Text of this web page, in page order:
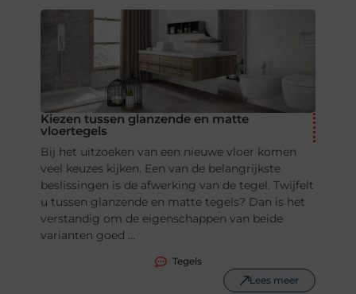
Kiezen tussen glanzende en matte
vloertegels
Bij het uitzoeken van een nieuwe vloer komen
veel keuzes kijken. Een van de belangrijkste
beslissingen is de afwerking van de tegel. Twijfelt
u tussen glanzende en matte tegels? Dan is het
verstandig om de eigenschappen van beide
varianten goed ...
Tegels
Lees meer